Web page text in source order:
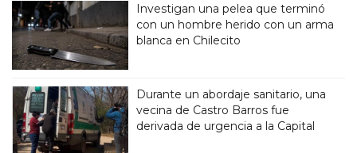
Investigan una pelea que terminó
con un hombre herido con un arma
blanca en Chilecito
Durante un abordaje sanitario, una
vecina de Castro Barros fue
derivada de urgencia a la Capital